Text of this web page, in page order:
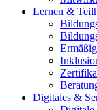
Lernen &
Digitales &